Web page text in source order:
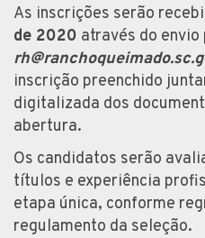
As inscrições serão
de 2020 através do
inscrição preenchido
digitalizada dos
abertura.
Os candidatos serão
títulos e experiência
etapa única, conforme
regulamento da seleção.